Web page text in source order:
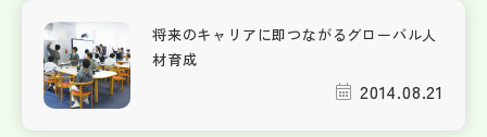
将来のキャリアに即つながるグローバル人
材育成
2014.08.21